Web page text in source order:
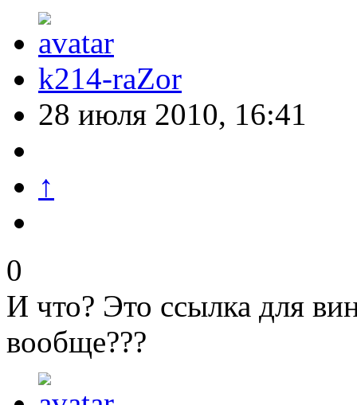
k214-raZor
28 июля 2010, 16:41
↑
0
И что? Это ссылка для
вообще???